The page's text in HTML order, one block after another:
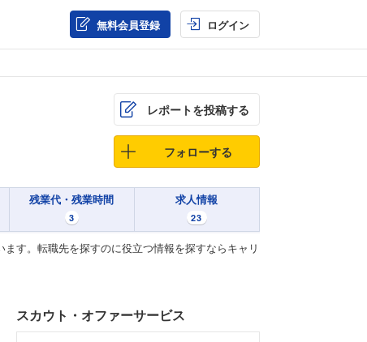
無料会員登録 ログイン
レポートを投稿する
フォローする
残業代・残業時間
3
求人情報
23
す。転職先を探すのに役立つ情報を探すならキャリ
スカウト・オファーサービス